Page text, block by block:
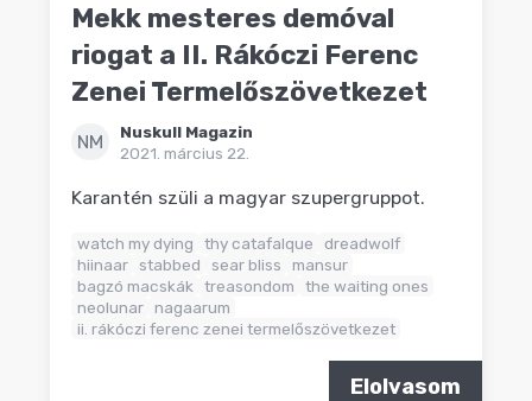
Mekk mesteres demóval
riogat a II. Rákóczi Ferenc
Zenei Termelőszövetkezet
NM
Nuskull Magazin
2021. március 22.
Karantén szüli a magyar szupergruppot.
watch my dying thy catafalque
dreadwolf
hiinaar stabbed sear bliss
mansur
bagzó macskák
treasondom
the waiting ones
neolunar nagaarum
ii. rákóczi ferenc zenei termelőszövetkezet
Elolvasom